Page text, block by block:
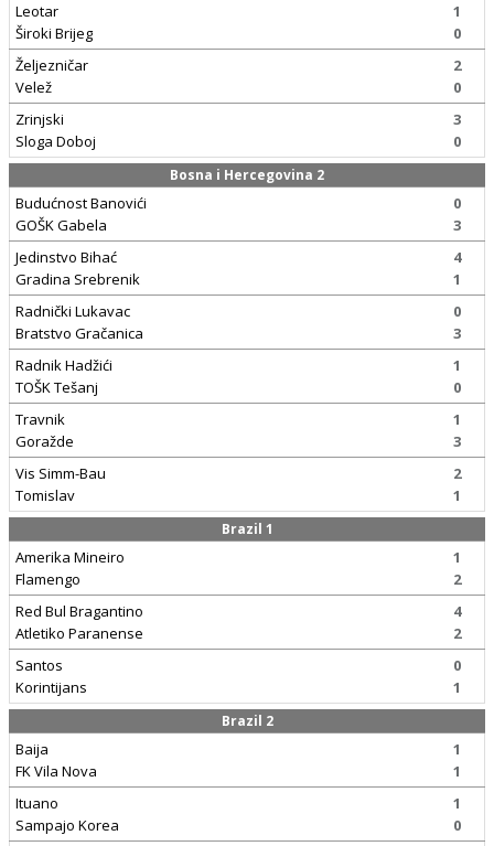
Leotar
Široki Brijeg
1
0
Željezničar
Velež
2
0
Zrinjski
Sloga Doboj
3
0
Bosna i Hercegovina 2
Budućnost Banovići
GOŠK Gabela
0
3
Jedinstvo Bihać
Gradina Srebrenik
4
1
Radnički Lukavac
Bratstvo Gračanica
0
3
Radnik Hadžići
TOŠK Tešanj
1
0
Travnik
Goražde
1
3
Vis Simm-Bau
Tomislav
2
1
Brazil 1
Amerika Mineiro
Flamengo
1
2
Red Bul Bragantino
Atletiko Paranense
4
2
Santos
Korintijans
0
1
Brazil 2
Baija
FK Vila Nova
1
1
Ituano
Sampajo Korea
1
0